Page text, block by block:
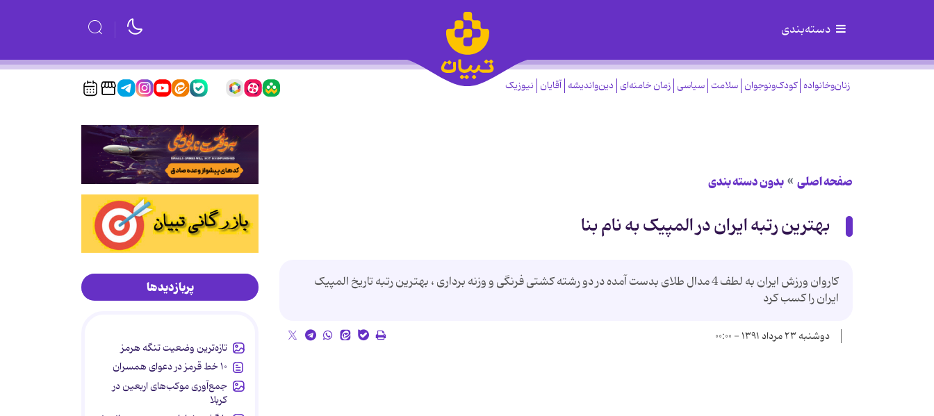
دسته‌بندی
زنان‌وخانواده کودک‌ونوجوان سلامت سیاسی زمان خامنه‌ای دین‌واندیشه آقایان نیوزیک
صفحه اصلی بدون دسته بندی
بهترین رتبه ایران در المپیک به نام بنا
کاروان ورزش ایران به لطف 4 مدال طلای بدست آمده در دو رشته کشتی فرنگی و وزنه برداری ، بهترین رتبه تاریخ المپیک
ایران را کسب کرد
دوشنبه ۲۳ مرداد ۱۳۹۱ - ۰۰:۰۰
پربازدیدها
تازه‌ترین وضعیت تنگه هرمز
۱۰ خط قرمز در دعوای همسران
جمع‌آوری موکب‌های اربعین در
کربلا